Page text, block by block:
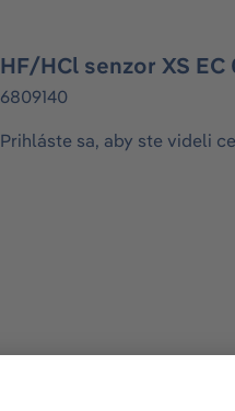
HF/HCl senzor XS
6809140
Prihláste sa, aby ste videli